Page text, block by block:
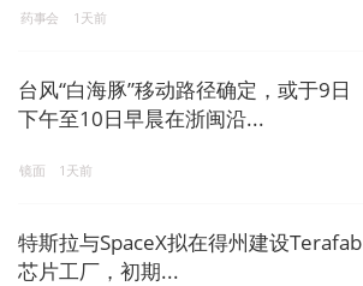
药事会 1天前
台风“白海豚”移动路径确定，或于9日
下午至10日早晨在浙闽沿...
镜面 1天前
特斯拉与SpaceX拟在得州建设Terafab
芯片工厂，初期...